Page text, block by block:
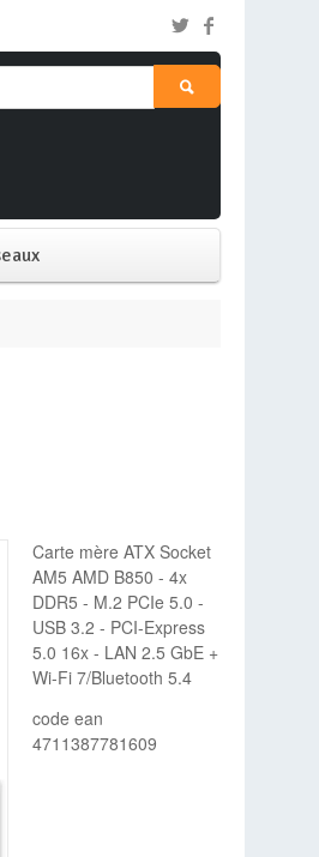
Carte mère ATX Socket
AM5 AMD B850 - 4x
DDR5 - M.2 PCIe 5.0 -
USB 3.2 - PCI-Express
5.0 16x - LAN 2.5 GbE +
Wi-Fi 7/Bluetooth 5.4
code ean
4711387781609